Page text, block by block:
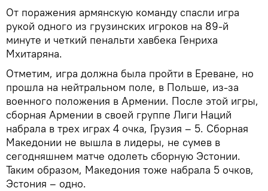
От поражения армянскую команду спасли игра
рукой одного из грузинских игроков на 89-й
минуте и четкий пенальти хавбека Генриха
Мхитаряна.
Отметим, игра должна была пройти в Ереване, но
прошла на нейтральном поле, в Польше, из-за
военного положения в Армении. После этой игры,
сборная Армении в своей группе Лиги Наций
набрала в трех играх 4 очка, Грузия – 5. Сборная
Македонии не вышла в лидеры, не сумев в
сегодняшнем матче одолеть сборную Эстонии.
Таким образом, Македония тоже набрала 5 очков,
Эстония – одно.